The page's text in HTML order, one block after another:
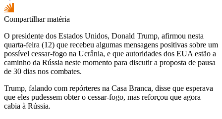
Compartilhar matéria
O presidente dos Estados Unidos, Donald Trump, afirmou nesta
quarta-feira (12) que recebeu algumas mensagens positivas sobre um
possível cessar-fogo na Ucrânia, e que autoridades dos EUA estão a
caminho da Rússia neste momento para discutir a proposta de pausa
de 30 dias nos combates.
Trump, falando com repórteres na Casa Branca, disse que esperava
que eles pudessem obter o cessar-fogo, mas reforçou que agora
cabia à Rússia.